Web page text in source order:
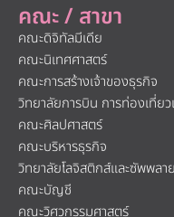
คณะ / สาขา
คณะดิจิทัลมีเดีย
คณะนิเทศศาสตร์
คณะการสร้างเจ้าของธุรกิจ
วิทยาลัยการบิน การท่องเที่ยว
คณะศิลปศาสตร์
คณะบริหารธุรกิจ
วิทยาลัยโลจิสติกส์และซัพพลา
คณะบัญชี
คณะวิศวกรรมศาสตร์